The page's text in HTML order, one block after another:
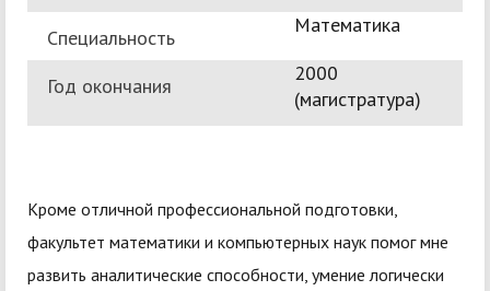
Специальность
Математика
Год окончания
2000
(магистратура)
Кроме отличной профессиональной подготовки,
факультет математики и компьютерных наук помог мне
развить аналитические способности, умение логически